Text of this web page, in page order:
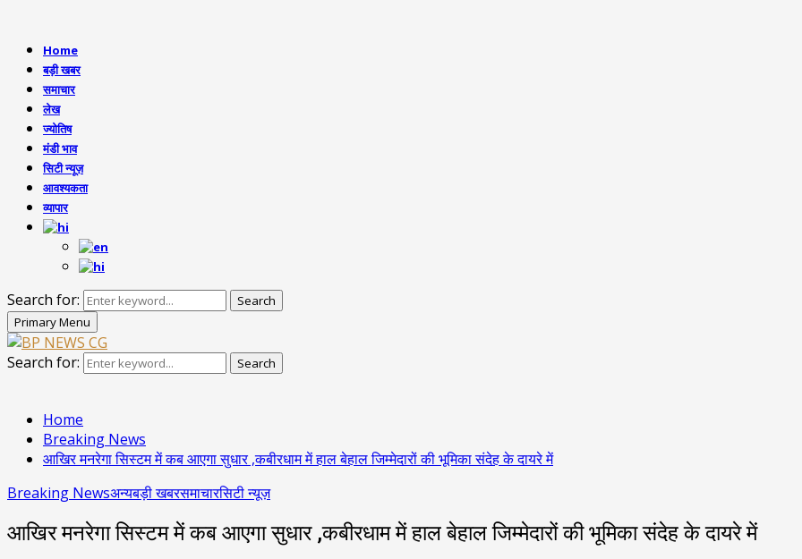
Home
बड़ी खबर
समाचार
लेख
ज्योतिष
मंडी भाव
सिटी न्यूज़
आवश्यकता
व्यापार
Search for:
Search
Primary Menu
Search for: Search
Home
Breaking News
आखिर मनरेगा सिस्टम में कब आएगा सुधार ,कबीरधाम में हाल बेहाल जिम्मेदारों की भूमिका संदेह के दायरे में
Breaking Newsअन्यबड़ी खबरसमाचारसिटी न्यूज़
आखिर मनरेगा सिस्टम में कब आएगा सुधार ,कबीरधाम में हाल बेहाल जिम्मेदारों की भूमिका संदेह के दायरे में